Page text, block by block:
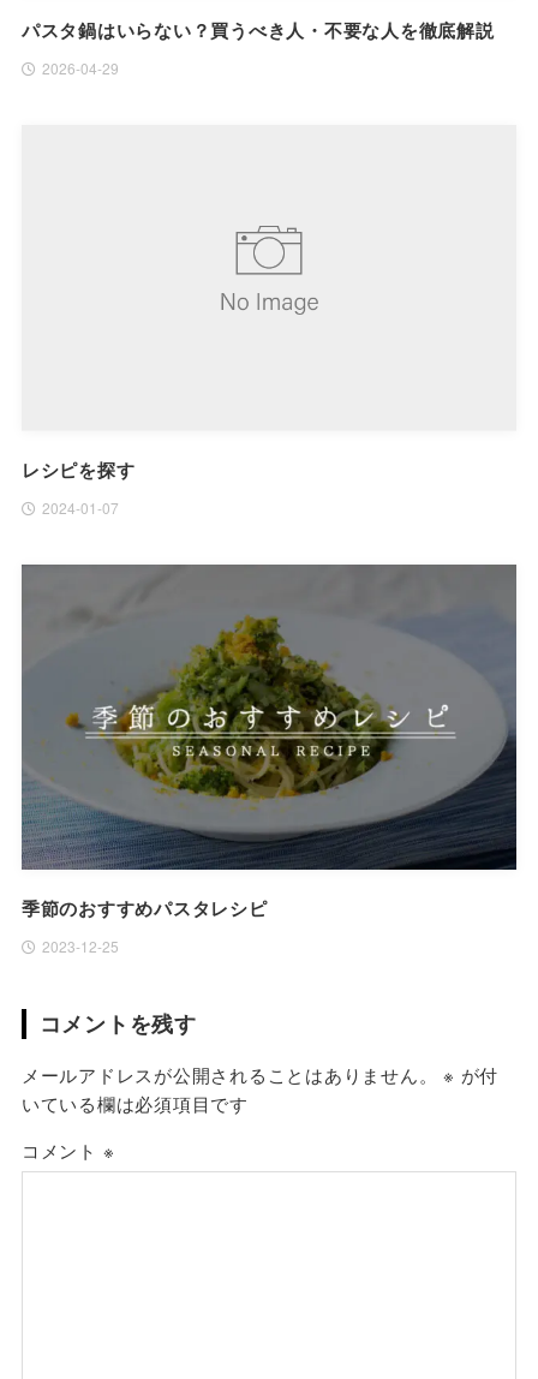
パスタ鍋はいらない？買うべき人・不要な人を徹底解説
2026-04-29
レシピを探す
2024-01-07
季節のおすすめパスタレシピ
2023-12-25
コメントを残す
メールアドレスが公開されることはありません。 ※ が付
いている欄は必須項目です
コメント ※